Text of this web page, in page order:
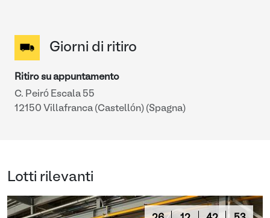
Giorni di ritiro
Ritiro su appuntamento
C. Peiró Escala 55
12150 Villafranca (Castellón) (Spagna)
Lotti rilevanti